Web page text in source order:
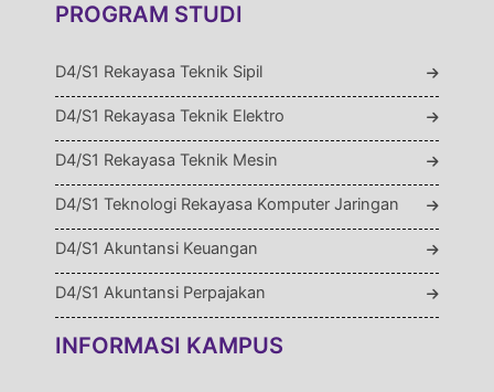
PROGRAM STUDI
D4/S1 Rekayasa Teknik Sipil
D4/S1 Rekayasa Teknik Elektro
D4/S1 Rekayasa Teknik Mesin
D4/S1 Teknologi Rekayasa Komputer Jaringan
D4/S1 Akuntansi Keuangan
D4/S1 Akuntansi Perpajakan
INFORMASI KAMPUS